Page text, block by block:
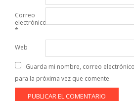
Correo
electrónico
*
Web
Guarda mi nombre, correo
para la próxima vez que comente.